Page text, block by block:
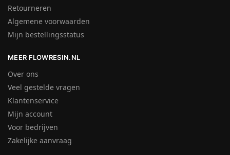
Retourneren
Algemene voorwaarden
Mijn bestellingsstatus
MEER FLOWRESIN.NL
Over ons
Veel gestelde vragen
Klantenservice
Mijn account
Voor bedrijven
Zakelijke aanvraag